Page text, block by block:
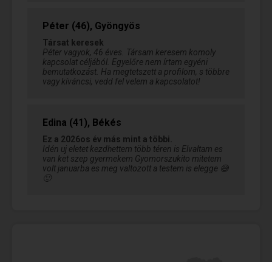
Péter (46), Gyöngyös
Társat keresek
Péter vagyok, 46 éves. Társam keresem komoly
kapcsolat céljából. Egyelőre nem írtam egyéni
bemutatkozást. Ha megtetszett a profilom, s többre
vagy kíváncsi, vedd fel velem a kapcsolatot!
Edina (41), Békés
Ez a 2026os év más mint a többi.
Idén uj eletet kezdhettem több téren is Elvaltam es
van ket szep gyermekem Gyomorszukito mitetem
volt januarba es meg valtozott a testem is elegge 😅
🙂